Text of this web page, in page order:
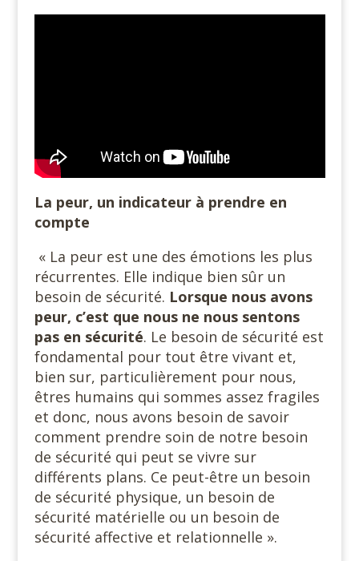
La peur, un indicateur à prendre en
compte
« La peur est une des émotions les plus
récurrentes. Elle indique bien sûr un
besoin de sécurité. Lorsque nous avons
peur, c’est que nous ne nous sentons
pas en sécurité. Le besoin de sécurité est
fondamental pour tout être vivant et,
bien sur, particulièrement pour nous,
êtres humains qui sommes assez fragiles
et donc, nous avons besoin de savoir
comment prendre soin de notre besoin
de sécurité qui peut se vivre sur
différents plans. Ce peut-être un besoin
de sécurité physique, un besoin de
sécurité matérielle ou un besoin de
sécurité affective et relationnelle ».